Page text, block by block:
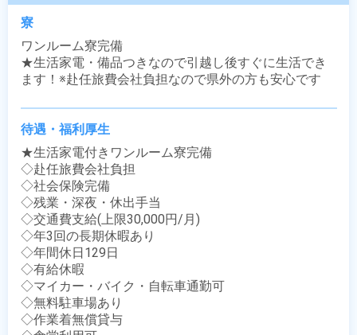
寮
ワンルーム寮完備
★生活家電・備品つきなので引越し後すぐに生活でき
ます！※赴任旅費会社負担なので県外の方も安心です
待遇・福利厚生
★生活家電付きワンルーム寮完備
◇赴任旅費会社負担
◇社会保険完備
◇残業・深夜・休出手当
◇交通費支給(上限30,000円/月)
◇年3回の長期休暇あり
◇年間休日129日
◇有給休暇
◇マイカー・バイク・自転車通勤可
◇無料駐車場あり
◇作業着無償貸与